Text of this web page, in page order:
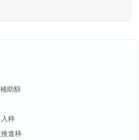
助額
枠
進枠